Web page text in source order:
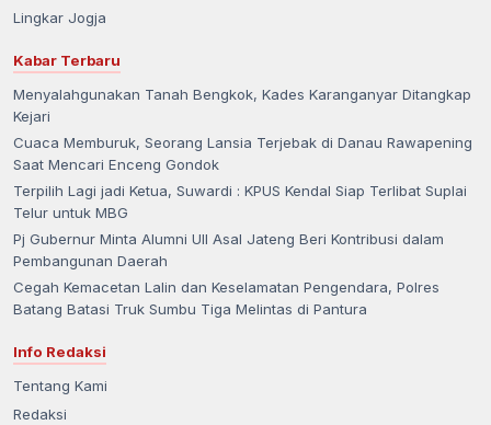
Lingkar Jogja
Kabar Terbaru
Menyalahgunakan Tanah Bengkok, Kades Karanganyar Ditangkap
Kejari
Cuaca Memburuk, Seorang Lansia Terjebak di Danau Rawapening
Saat Mencari Enceng Gondok
Terpilih Lagi jadi Ketua, Suwardi : KPUS Kendal Siap Terlibat Suplai
Telur untuk MBG
Pj Gubernur Minta Alumni UII Asal Jateng Beri Kontribusi dalam
Pembangunan Daerah
Cegah Kemacetan Lalin dan Keselamatan Pengendara, Polres
Batang Batasi Truk Sumbu Tiga Melintas di Pantura
Info Redaksi
Tentang Kami
Redaksi